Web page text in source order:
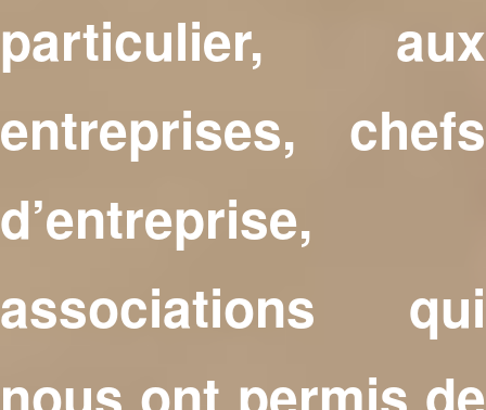
particulier, aux
entreprises, chefs
d’entreprise,
associations qui
nous ont permis de